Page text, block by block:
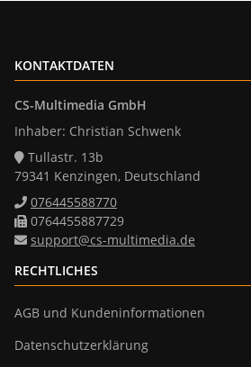
KONTAKTDATEN
CS-Multimedia GmbH
Inhaber: Christian Schwenk
Tullastr. 13b
79341 Kenzingen, Deutschland
076445588770
0764455887729
support@cs-multimedia.de
RECHTLICHES
AGB und Kundeninformationen
Datenschutzerklärung